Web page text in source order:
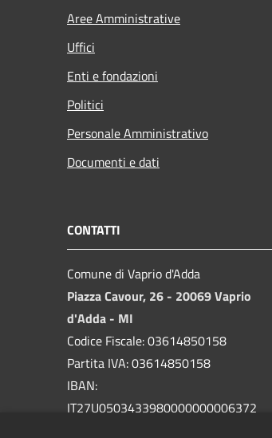
Aree Amministrative
Uffici
Enti e fondazioni
Politici
Personale Amministrativo
Documenti e dati
CONTATTI
Comune di Vaprio d'Adda
Piazza Cavour, 26 - 20069 Vaprio
d'Adda - MI
Codice Fiscale: 03614850158
Partita IVA: 03614850158
IBAN:
IT27U0503433980000000006372